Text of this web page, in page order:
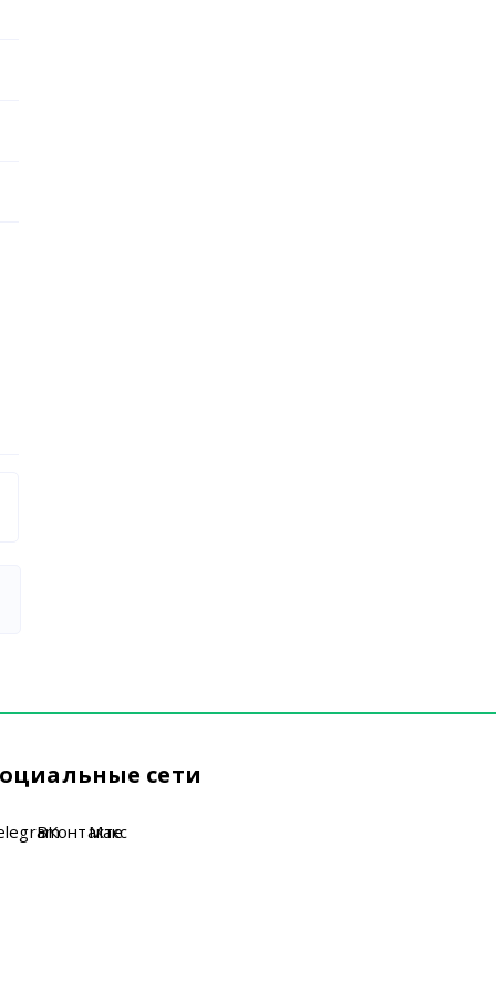
сети
ВКонтакте
Макс